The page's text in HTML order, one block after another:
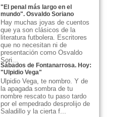
"El penal más largo en el
mundo". Osvaldo Soriano
Hay muchas joyas de cuentos
que ya son clásicos de la
literatura futbolera. Escritores
que no necesitan ni de
presentación como Osvaldo
Sori...
Sábados de Fontanarrosa. Hoy:
"Ulpidio Vega"
Ulpidio Vega, te nombro. Y de
la apagada sombra de tu
nombre rescato tu paso tardo
por el empedrado desprolijo de
Saladillo y la cierta f...